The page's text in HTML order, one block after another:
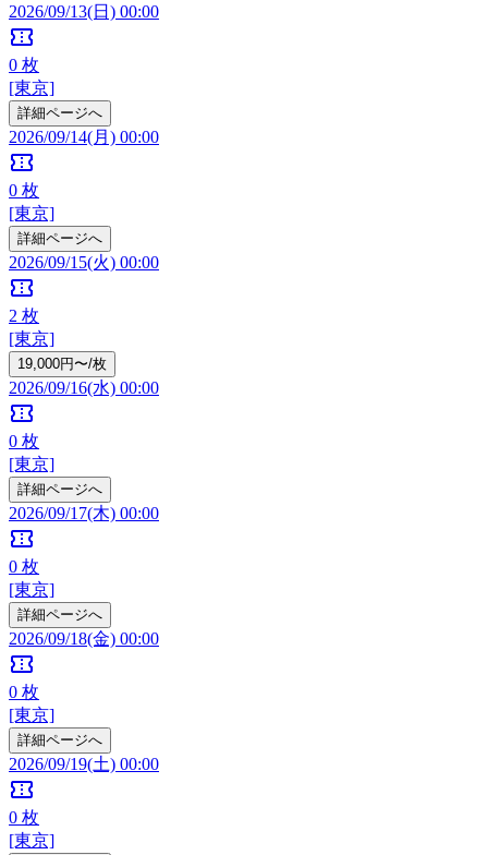
2026/09/13(日) 00:00
confirmation_number
0 枚
[東京]
詳細ページへ
2026/09/14(月) 00:00
confirmation_number
0 枚
[東京]
詳細ページへ
2026/09/15(火) 00:00
confirmation_number
2 枚
[東京]
19,000円〜/枚
2026/09/16(水) 00:00
confirmation_number
0 枚
[東京]
詳細ページへ
2026/09/17(木) 00:00
confirmation_number
0 枚
[東京]
詳細ページへ
2026/09/18(金) 00:00
confirmation_number
0 枚
[東京]
詳細ページへ
2026/09/19(土) 00:00
confirmation_number
0 枚
[東京]